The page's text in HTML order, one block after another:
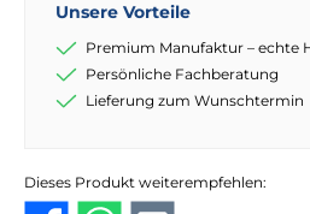
Unsere Vorteile
Premium Manufaktur – echte
Persönliche Fachberatung
Lieferung zum Wunschtermin
Dieses Produkt weiterempfehlen: